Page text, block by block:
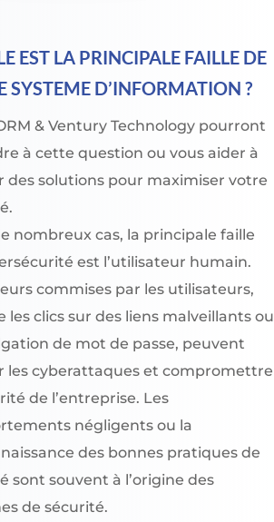
EST LA PRINCIPALE FAILLE DE
SYSTEME D’INFORMATION ?
& Ventury Technology pourront
à cette question ou vous aider à
des solutions pour maximiser votre
nombreux cas, la principale faille
est l’utilisateur humain.
commises par les utilisateurs,
les clics sur des liens malveillants ou
de mot de passe, peuvent
les cyberattaques et compromettre
de l’entreprise. Les
négligents ou la
des bonnes pratiques de
sont souvent à l’origine des
de sécurité.